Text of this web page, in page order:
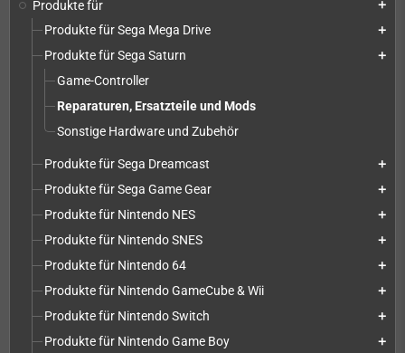
Produkte für add
Produkte für Sega Mega Drive add
Produkte für Sega Saturn add
Game-Controller
Reparaturen, Ersatzteile und Mods
Sonstige Hardware und Zubehör
Produkte für Sega Dreamcast add
Produkte für Sega Game Gear add
Produkte für Nintendo NES add
Produkte für Nintendo SNES add
Produkte für Nintendo 64 add
Produkte für Nintendo GameCube & Wii add
Produkte für Nintendo Switch add
Produkte für Nintendo Game Boy add